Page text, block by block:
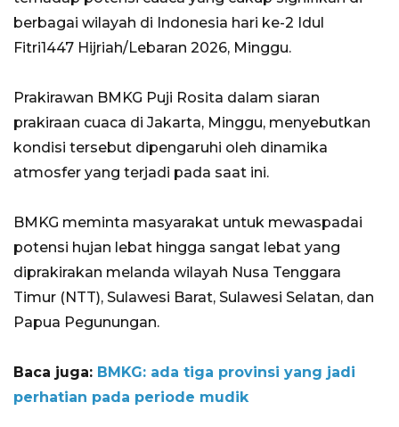
berbagai wilayah di Indonesia hari ke-2 Idul
Fitri1447 Hijriah/Lebaran 2026, Minggu.
Prakirawan BMKG Puji Rosita dalam siaran
prakiraan cuaca di Jakarta, Minggu, menyebutkan
kondisi tersebut dipengaruhi oleh dinamika
atmosfer yang terjadi pada saat ini.
BMKG meminta masyarakat untuk mewaspadai
potensi hujan lebat hingga sangat lebat yang
diprakirakan melanda wilayah Nusa Tenggara
Timur (NTT), Sulawesi Barat, Sulawesi Selatan, dan
Papua Pegunungan.
Baca juga: BMKG: ada tiga provinsi yang jadi
perhatian pada periode mudik